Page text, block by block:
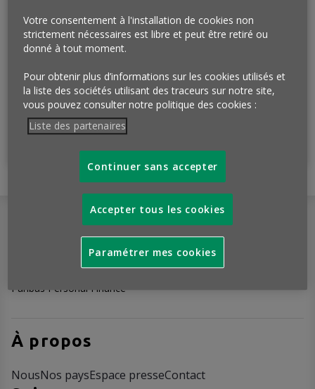
La newsletter des micro-faits
de l’Œil, c'est tous les lundis et
c'est gratuit !
Je m'abonne
L'Observatoire Cetelem est l’entité
Paribas Personal Finance
À propos
NousNos paysEspace presseContact
Votre consentement à l'installation de cookies non
strictement nécessaires est libre et peut être retiré ou
donné à tout moment.
Pour obtenir plus d’informations sur les cookies utilisés et
la liste des sociétés utilisant des traceurs sur notre site,
vous pouvez consulter notre politique des cookies :
Liste des partenaires
Continuer sans accepter
Accepter tous les cookies
Paramétrer mes cookies